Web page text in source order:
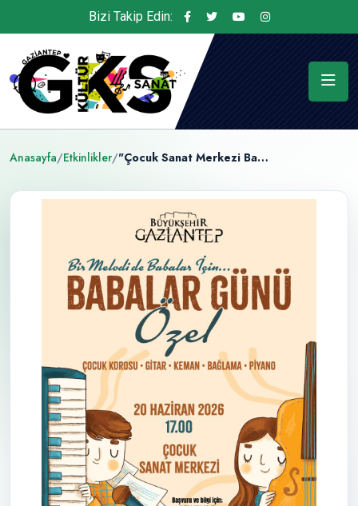
Bizi Takip Edin:
Anasayfa/Etkinlikler/ "Çocuk Sanat Merkezi Babalar Günü Özel"